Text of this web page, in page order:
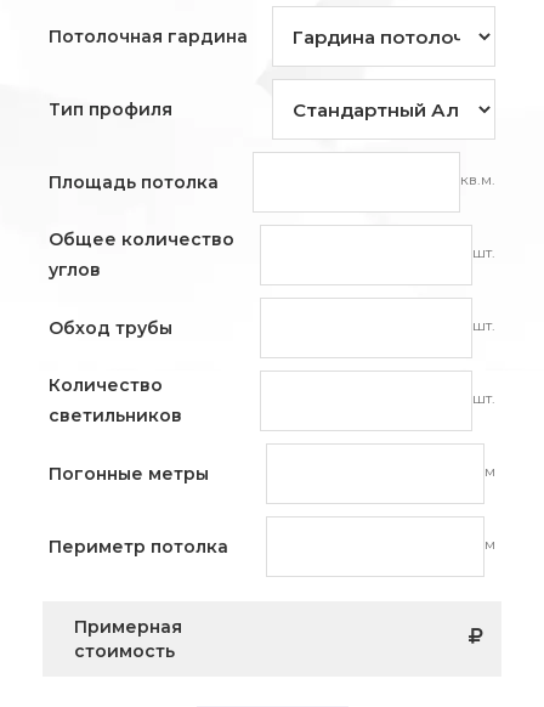
Потолочная гардина
Тип профиля
Площадь потолка кв.м.
Общее количество
углов
шт.
Обход трубы шт.
Количество
светильников
шт.
Погонные метры м
Периметр потолка м
Примерная
стоимость